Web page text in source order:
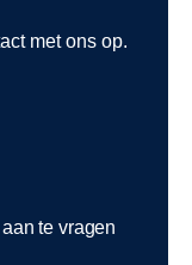
met ons op.
te vragen